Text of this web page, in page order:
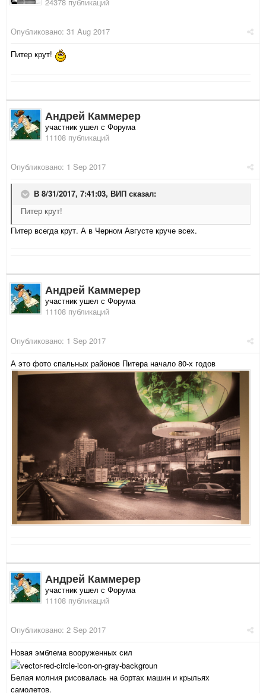
Опубликовано: 31 Aug 2017
Питер крут!
Андрей Каммерер
участник ушел с Форума
11108 публикаций
Опубликовано: 1 Sep 2017
В 8/31/2017, 7:41:03, ВИП сказал:
Питер крут!
Питер всегда крут. А в Черном Августе круче всех.
Андрей Каммерер
участник ушел с Форума
11108 публикаций
Опубликовано: 1 Sep 2017
А это фото спальных районов Питера начало 80-х годов
Андрей Каммерер
участник ушел с Форума
11108 публикаций
Опубликовано: 2 Sep 2017
Новая эмблема вооруженных сил
Белая молния рисовалась на бортах машин и крыльях
самолетов.